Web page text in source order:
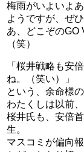
梅雨がいよいよ
ようですが、ぜ
あ、どこぞのGO
（笑）
「桜井戦略も安
ね。（笑い）」
という、余命様
わたくしは以前
桜井氏も、安倍
生。
マスコミが偏向